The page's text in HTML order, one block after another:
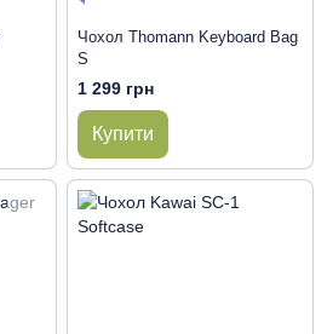
Чохол Thomann Keyboard Bag
S
1 299 грн
Купити